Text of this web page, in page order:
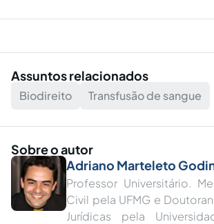
Assuntos relacionados
Biodireito Transfusão de sangue
Sobre o autor
Adriano Marteleto
Professor Universitário.
Civil pela UFMG e
Jurídicas pela